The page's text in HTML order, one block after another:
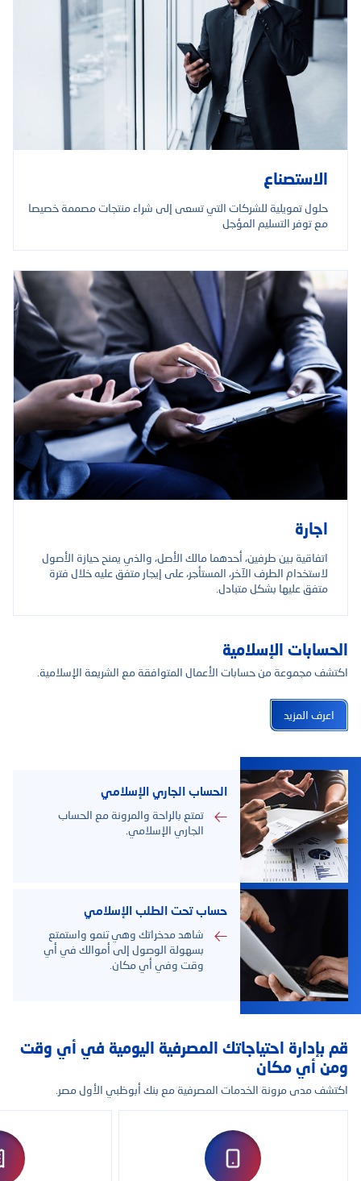
الاستصناع
حلول تمويلية للشركات التي تسعى إلى شراء منتجات مصممة خصيصا
مع توفر التسليم المؤجل
اجارة
اتفاقية بين طرفين، أحدهما مالك الأصل، والذي يمنح حيازة الأصول
لاستخدام الطرف الآخر، المستأجر، على إيجار متفق عليه خلال فترة
متفق عليها بشكل متبادل.
الحسابات الإسلامية
اكتشف مجموعة من حسابات الأعمال المتوافقة مع الشريعة الإسلامية.
اعرف المزيد
الحساب الجاري الإسلامي
تمتع بالراحة والمرونة مع الحساب
الجاري الإسلامي.
حساب تحت الطلب الإسلامي
شاهد مدخراتك وهي تنمو واستمتع
بسهولة الوصول إلى أموالك في أي
وقت وفي أي مكان.
قم بإدارة احتياجاتك المصرفية اليومية في أي وقت
ومن أي مكان
اكتشف مدى مرونة الخدمات المصرفية مع بنك أبوظبي الأول مصر.